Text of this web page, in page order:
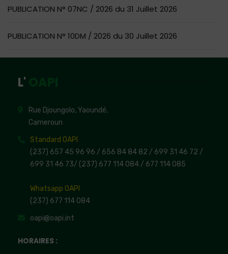
PUBLICATION N° 07NC / 2026 du 31 Juillet 2026
PUBLICATION N° 10DM / 2026 du 30 Juillet 2026
L'
Rue Djoungolo, Yaoundé,
Cameroun
Standard OAPI
(237) 657 45 96 96 / 656 84 84 82 / 699 31 46 72 /
699 31 46 73/ (237) 677 114 084 / 677 114 085
Whatsapp OAPI
(237) 677 114 084
oapi@oapi.int
HORAIRES :